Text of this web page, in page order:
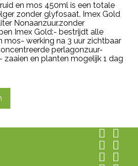
en mos 450ml is een totale
zonder glyfosaat. Imex Gold
Nonaanzuur.zonder
Imex Gold:- bestrijdt alle
mos- werking na 3 uur zichtbaar
perlagonzuur-
en planten mogelijk 1 dag
 
 
 